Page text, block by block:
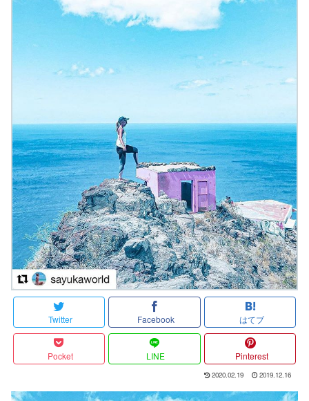
Twitter Facebook はてブ
Pocket LINE Pinterest
2020.02.19 2019.12.16